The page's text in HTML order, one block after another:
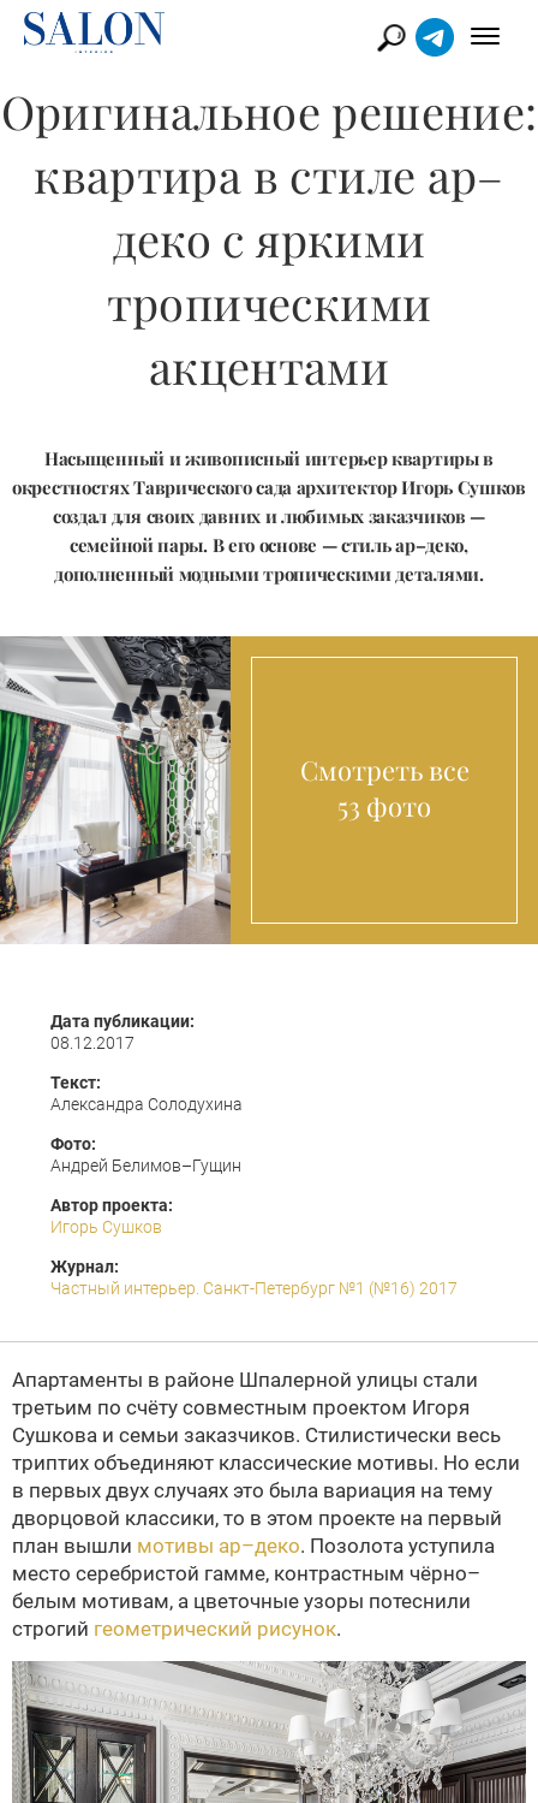
Оригинальное решение:
квартира в стиле ар–
деко с яркими
тропическими
акцентами
Насыщенный и живописный интерьер квартиры в
окрестностях Таврического сада архитектор Игорь Сушков
создал для своих давних и любимых заказчиков —
семейной пары. В его основе — стиль ар–деко,
дополненный модными тропическими деталями.
Смотреть все
53 фото
Дата публикации:
08.12.2017
Текст:
Александра Солодухина
Фото:
Андрей Белимов–Гущин
Автор проекта:
Игорь Сушков
Журнал:
Частный интерьер. Санкт-Петербург №1 (№16) 2017
Апартаменты в районе Шпалерной улицы стали
третьим по счёту совместным проектом Игоря
Сушкова и семьи заказчиков. Стилистически весь
триптих объединяют классические мотивы. Но если
в первых двух случаях это была вариация на тему
дворцовой классики, то в этом проекте на первый
план вышли мотивы ар–деко. Позолота уступила
место серебристой гамме, контрастным чёрно–
белым мотивам, а цветочные узоры потеснили
строгий геометрический рисунок.